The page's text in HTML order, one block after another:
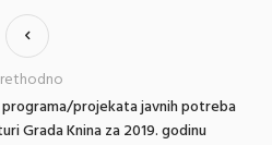
programa/projekata javnih potreba
Grada Knina za 2019. godinu